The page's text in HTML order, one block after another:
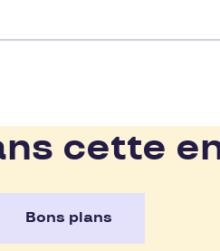
cette
Bons plans